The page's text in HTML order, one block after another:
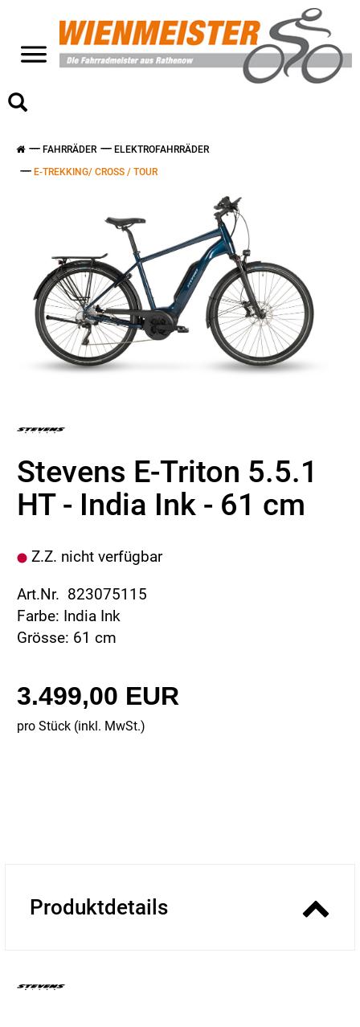
FAHRRÄDER
ELEKTROFAHRRÄDER
E-TREKKING/ CROSS / TOUR
Stevens E-Triton 5.5.1
HT - India Ink - 61 cm
Z.Z. nicht verfügbar
Art.Nr. 823075115
Farbe: India Ink
Grösse: 61 cm
3.499,00 EUR
pro Stück (inkl. MwSt.)
Produktdetails